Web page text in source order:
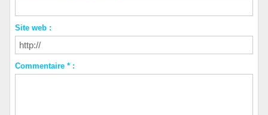
Site web :
Commentaire * :